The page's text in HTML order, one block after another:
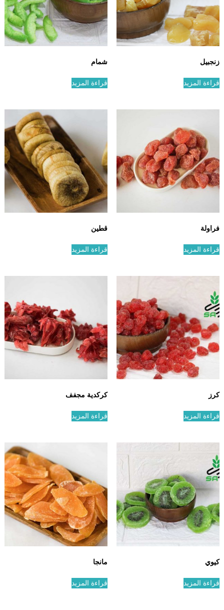
زنجبيل
قراءة المزيد
شمام
قراءة المزيد
فراولة
قراءة المزيد
قطين
قراءة المزيد
كرز
قراءة المزيد
كركدية مجفف
قراءة المزيد
كيوي
قراءة المزيد
مانجا
قراءة المزيد